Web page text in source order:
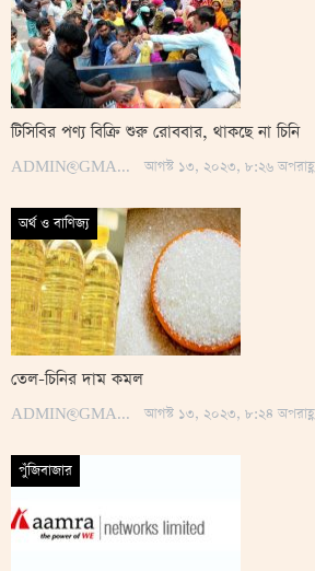
টিসিবির পণ্য বিক্রি শুরু রোববার, থাকছে না চিনি
ADMIN@GMAIL.COM আগস্ট ১৩, ২০২৩, ৮:২৬ অপরাহ্ণ
অর্থ ও বাণিজ্য
তেল-চিনির দাম কমল
ADMIN@GMAIL.COM আগস্ট ১৩, ২০২৩, ৮:২৪ অপরাহ্ণ
পুঁজিবাজার